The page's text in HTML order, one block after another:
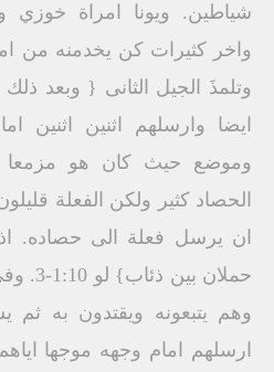
شياطين. ويونا امراة
وتلمذَ الجيل الثانى { وبعد
ايضا وارسلهم اثنين اثنين
وموضع حيث كان هو مزمعا
الحصاد كثير ولكن الفعلة
ان يرسل فعلة الى حصاده.
حملان
وهم يتبعونه ويقتدون به ثم
ارسلهم امام وجهه موجها